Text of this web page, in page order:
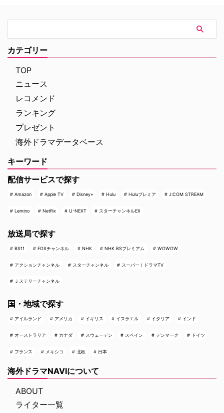
カテゴリー
TOP
ニュース
レコメンド
ランキング
プレゼント
海外ドラマデータベース
キーワード
配信サービスで探す
Amazon Apple TV Disney+ Hulu Huluプレミア J:COM STREAM
Lemino Netflix U-NEXT スターチャンネルEX
放送局で探す
BS11 FOXチャンネル NHK NHK BSプレミアム WOWOW
アクションチャンネル スターチャンネル スーパー！ドラマTV
ミステリーチャンネル
国・地域で探す
アイルランド アメリカ イギリス イスラエル イタリア インド
オーストラリア カナダ スウェーデン スペイン デンマーク ドイツ
フランス メキシコ 北欧 日本
海外ドラマNAVIについて
ABOUT
ライター一覧